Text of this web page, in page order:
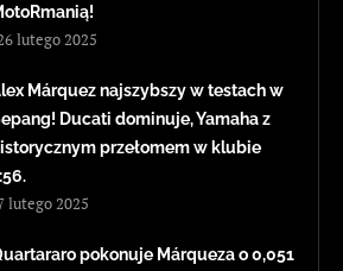
lutego 2025
Márquez najszybszy w testach w
Ducati dominuje, Yamaha z
przełomem w klubie
lutego 2025
pokonuje Márqueza o 0,051